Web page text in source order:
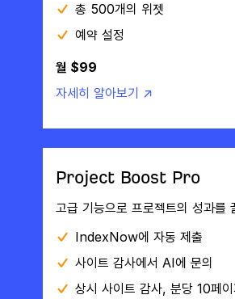
총 500개의 위젯
예약 설정
월 $99
자세히 알아보기 ↗
Project Boost Pro
고급 기능으로 프로젝트의 성과를
IndexNow에 자동 제출
사이트 감사에서 AI에 문의
상시 사이트 감사, 분당 10페이